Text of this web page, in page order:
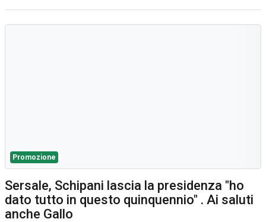
Promozione
Sersale, Schipani lascia la presidenza "ho
dato tutto in questo quinquennio" . Ai saluti
anche Gallo